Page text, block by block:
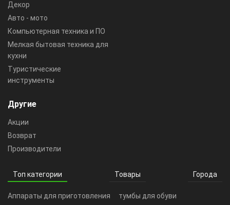
Декор
Авто - мото
Компьютерная техника и ПО
Мелкая бытовая техника для
кухни
Туристические
инструменты
Другие
Акции
Возврат
Производители
Топ категории Товары Города
Аппараты для приготовления
тумбы для обуви